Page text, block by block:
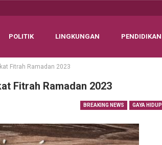
POLITIK LINGKUNGAN PENDIDIKAN
Fitrah Ramadan 2023
Fitrah Ramadan 2023
BREAKING NEWS GAYA HIDUP